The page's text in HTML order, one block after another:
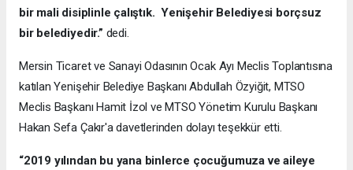
bir mali disiplinle çalıştık. Yenişehir Belediyesi borçsuz
bir belediyedir.” dedi.
Mersin Ticaret ve Sanayi Odasının Ocak Ayı Meclis Toplantısına
katılan Yenişehir Belediye Başkanı Abdullah Özyiğit, MTSO
Meclis Başkanı Hamit İzol ve MTSO Yönetim Kurulu Başkanı
Hakan Sefa Çakır'a davetlerinden dolayı teşekkür etti.
“2019 yılından bu yana binlerce çocuğumuza ve aileye